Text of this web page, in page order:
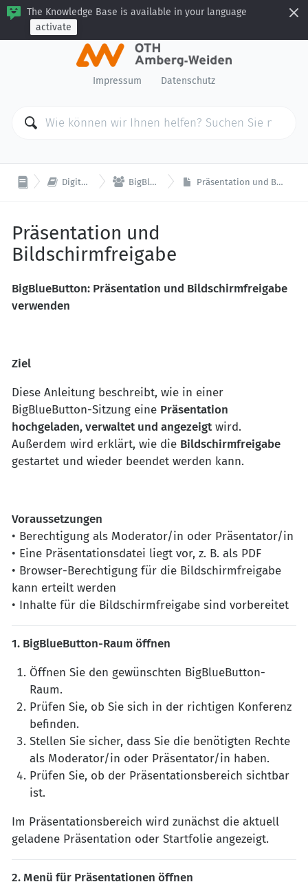
The Knowledge Base is available in your language
activate
Impressum Datenschutz
 Digitale Lehre  BigBlueButton Präsentation und Bildschirmfreigabe
Präsentation und
Bildschirmfreigabe
BigBlueButton: Präsentation und Bildschirmfreigabe
verwenden
Ziel
Diese Anleitung beschreibt, wie in einer
BigBlueButton-Sitzung eine Präsentation
hochgeladen, verwaltet und angezeigtwird.
Außerdem wird erklärt, wie die Bildschirmfreigabe
gestartet und wieder beendet werden kann.
Voraussetzungen
• Berechtigung als Moderator/in oder Präsentator/in
• Eine Präsentationsdatei liegt vor, z. B. als PDF
• Browser-Berechtigung für die Bildschirmfreigabe
kann erteilt werden
• Inhalte für die Bildschirmfreigabe sind vorbereitet
1. BigBlueButton-Raum öffnen
Öffnen Sie den gewünschten BigBlueButton-
Raum.
Prüfen Sie, ob Sie sich in der richtigen Konferenz
befinden.
Stellen Sie sicher, dass Sie die benötigten Rechte
als Moderator/in oder Präsentator/in haben.
Prüfen Sie, ob der Präsentationsbereich sichtbar
ist.
Im Präsentationsbereich wird zunächst die aktuell
geladene Präsentation oder Startfolie angezeigt.
2. Menü für Präsentationen öffnen